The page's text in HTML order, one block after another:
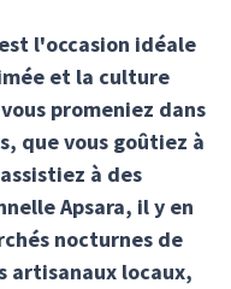
est l'occasion idéale
et la culture
promeniez dans
que vous goûtiez à
à des
Apsara, il y en
nocturnes de
artisanaux locaux,